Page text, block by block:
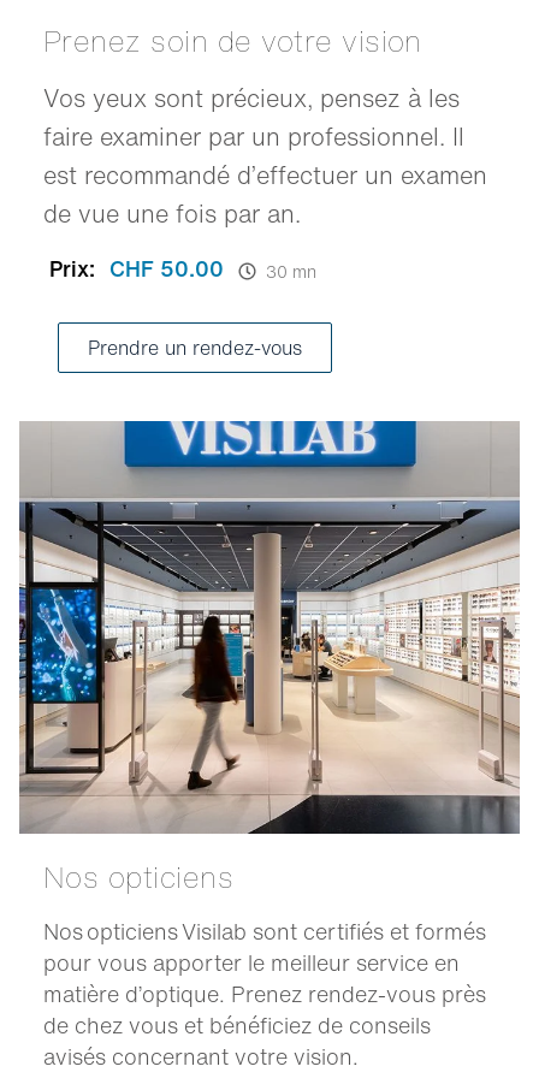
Prenez soin de votre vision
Vos yeux sont précieux, pensez à les
faire examiner par un professionnel. Il
est recommandé d’effectuer un examen
de vue une fois par an.
Prix: CHF 50.00 30 mn
Prendre un rendez-vous
Nos opticiens
Nos opticiens Visilab sont certifiés et formés
pour vous apporter le meilleur service en
matière d’optique. Prenez rendez-vous près
de chez vous et bénéficiez de conseils
avisés concernant votre vision.